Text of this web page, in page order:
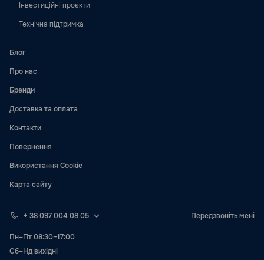
Інвестиційні проєкти
Технічна підтримка
Блог
Про нас
Бренди
Доставка та оплата
Контакти
Повернення
Використання Cookie
Карта сайту
+ 38 097 004 08 05 Передзвоніть мені
Пн–Пт 08:30–17:00
Сб–Нд вихідні